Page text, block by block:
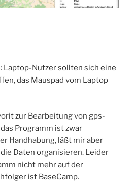
Laptop-Nutzer sollten sich eine
das Mauspad vom Laptop
zur Bearbeitung von gps-
Programm ist zwar
Handhabung, läßt mir aber
Daten organisieren. Leider
nicht mehr auf der
ist BaseCamp.